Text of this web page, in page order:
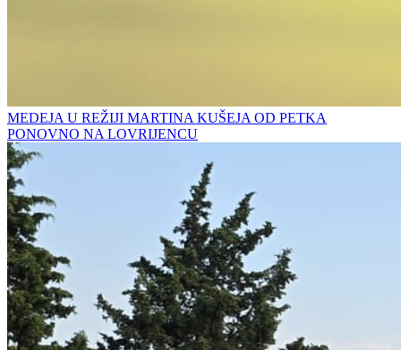
MEDEJA U REŽIJI MARTINA KUŠEJA OD PETKA
PONOVNO NA LOVRIJENCU